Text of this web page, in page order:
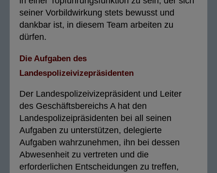
seiner Vorbildwirkung stets bewusst und
dankbar ist, in diesem Team arbeiten zu
dürfen.
Die Aufgaben des
Landespolizeivizepräsidenten
Der Landespolizeivizepräsident und Leiter
des Geschäftsbereichs A hat den
Landespolizeipräsidenten bei all seinen
Aufgaben zu unterstützen, delegierte
Aufgaben wahrzunehmen, ihn bei dessen
Abwesenheit zu vertreten und die
erforderlichen Entscheidungen zu treffen,